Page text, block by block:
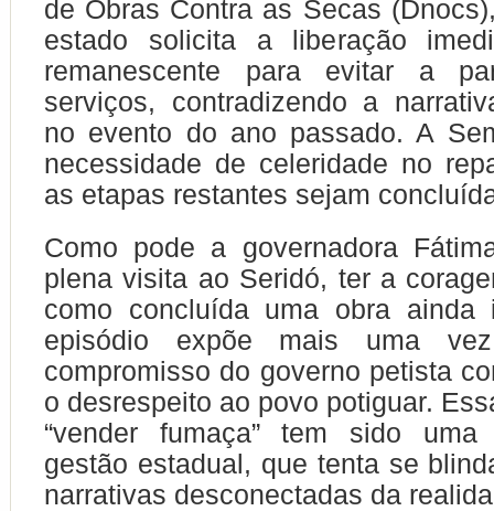
de Obras Contra as Secas
estado solicita a liberação
remanescente para evitar a
serviços, contradizendo a
no evento do ano passado. A
necessidade de celeridade no
as etapas restantes sejam
Como pode a governadora
plena visita ao Seridó, ter a
como concluída uma obra ainda
episódio expõe mais uma
compromisso do governo petista
o desrespeito ao povo potiguar.
“vender fumaça” tem sido
gestão estadual, que tenta se
narrativas desconectadas da